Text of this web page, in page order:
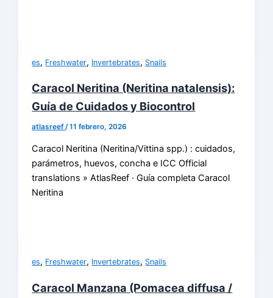
es, Freshwater, Invertebrates, Snails
Caracol Neritina (Neritina natalensis):
Guía de Cuidados y Biocontrol
atlasreef/11 febrero, 2026
Caracol Neritina (Neritina/Vittina spp.) : cuidados,
parámetros, huevos, concha e ICC Official
translations » AtlasReef · Guía completa Caracol
Neritina
es, Freshwater, Invertebrates, Snails
Caracol Manzana (Pomacea diffusa /